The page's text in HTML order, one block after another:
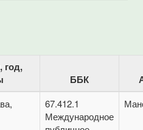
год,
ББК
67.412.1
Международное